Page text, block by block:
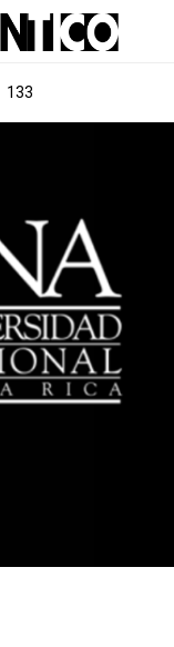
133